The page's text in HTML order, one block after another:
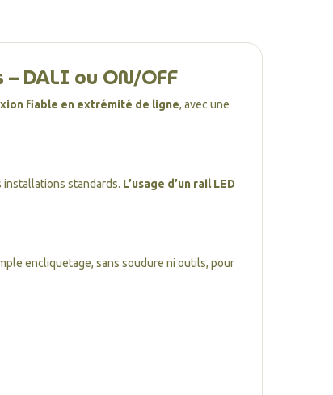
DALI ou ON/OFF
fiable en extrémité de ligne, avec une
installations standards. L’usage d’un rail LED
encliquetage, sans soudure ni outils, pour